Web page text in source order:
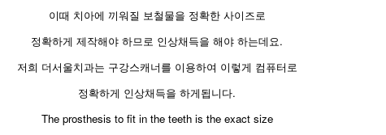
이때 치아에 끼워질 보철물을 정확한 사이즈로
정확하게 제작해야 하므로 인상채득을 해야 하는데요.
저희 더서울치과는 구강스캐너를 이용하여 이렇게 컴퓨터로
정확하게 인상채득을 하게됩니다.
​The prosthesis to fit in the teeth is the exact size